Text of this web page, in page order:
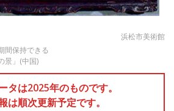
浜松市美術館
間保持できる
景」(中国)
タは2025年のものです。
は順次更新予定です。